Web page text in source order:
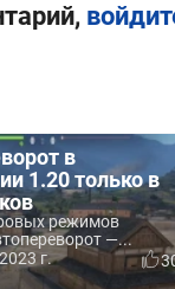
в
1.20 только в
режимов
—...
г.